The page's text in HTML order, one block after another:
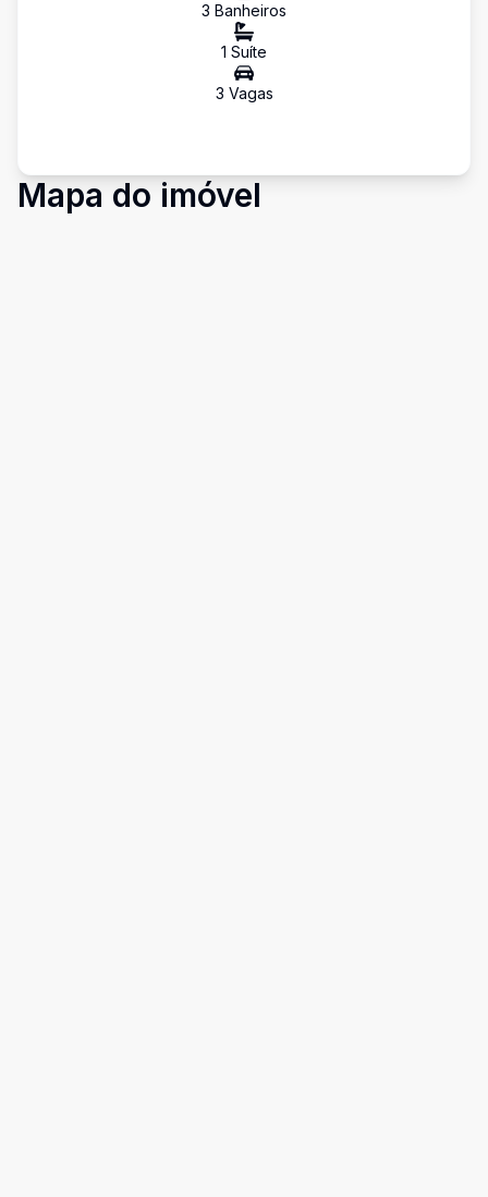
3 Banheiros
1 Suíte
3 Vagas
Mapa do imóvel